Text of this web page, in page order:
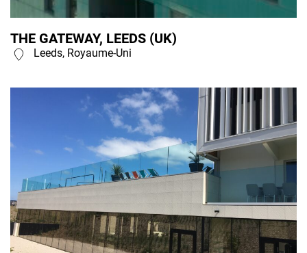
THE GATEWAY, LEEDS (UK)
Leeds, Royaume-Uni